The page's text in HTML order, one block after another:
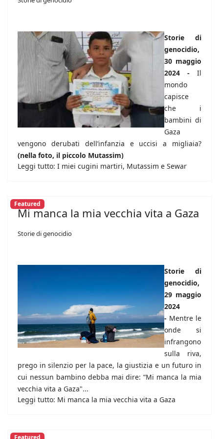
Storie di
genocidio,
30 maggio
2024 - Il
mondo
capisce
che i
bambini di
Gaza
vengono derubati dell’infanzia e uccisi a migliaia?
(nella foto, il piccolo Mutassim)
Leggi tutto: I miei cugini martiri, Mutassim e Sewar
Featured
Mi manca la mia vecchia vita a Gaza
Storie di genocidio
Storie di
genocidio,
29 maggio
2024
- Mentre le
onde si
infrangono
sulla riva,
prego in silenzio per la pace, la giustizia e un futuro in
cui nessun bambino debba mai dire: “Mi manca la mia
vecchia vita a Gaza"...
Leggi tutto: Mi manca la mia vecchia vita a Gaza